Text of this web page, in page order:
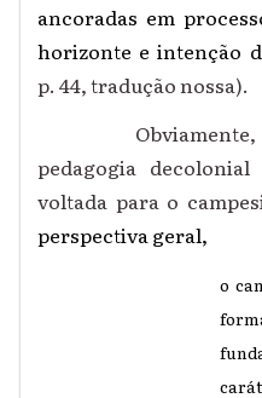
ancoradas em
horizonte e intenção
p. 44, tradução nossa).
pedagogia
voltada para o
perspectiva geral,
o